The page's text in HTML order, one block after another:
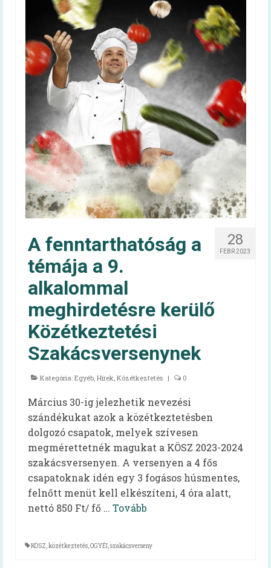
28
FEBR 2023
A fenntarthatóság a
témája a 9.
alkalommal
meghirdetésre kerülő
Közétkeztetési
Szakácsversenynek
Kategória: Egyéb, Hírek, Közétkeztetés | 0
Március 30-ig jelezhetik nevezési
szándékukat azok a közétkeztetésben
dolgozó csapatok, melyek szívesen
megmérettetnék magukat a KÖSZ 2023-2024
szakácsversenyen. A versenyen a 4 fős
csapatoknak idén egy 3 fogásos húsmentes,
felnőtt menüt kell elkészíteni, 4 óra alatt,
nettó 850 Ft/ fő … Tovább
KÖSZ,közétkeztetés,OGYÉI,szakácsverseny